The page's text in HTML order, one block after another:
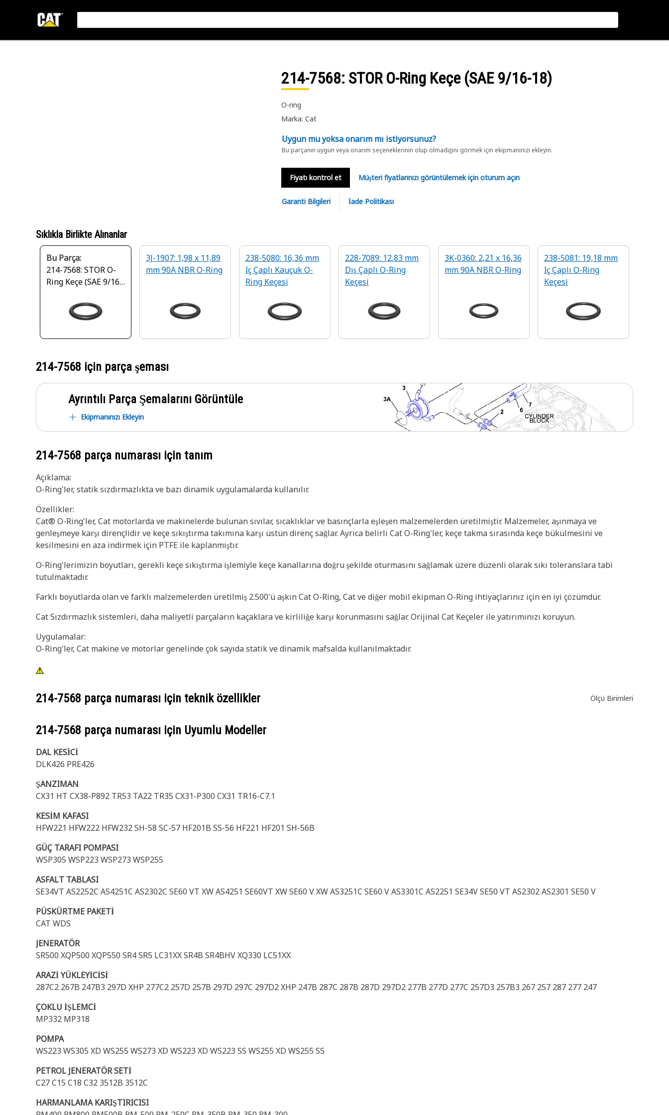
214-7568: STOR O-Ring Keçe (SAE 9/16-18)
O-ring
Marka: Cat
Uygun mu yoksa onarım mı istiyorsunuz?
Bu parçanın uygun veya onarım seçeneklerinin olup olmadığını görmek için ekipmanınızı ekleyin.
Fiyatı kontrol et Müşteri fiyatlarınızı görüntülemek için oturum açın
Garanti Bilgileri İade Politikası
Sıklıkla Birlikte Alınanlar
Bu Parça:
214-7568: STOR O-
Ring Keçe (SAE 9/16-
3J-1907: 1,98 x 11,89
mm 90A NBR O-Ring
238-5080: 16,36 mm
İç Çaplı Kauçuk O-
Ring Keçesi
228-7089: 12,83 mm
Dış Çaplı O-Ring
Keçesi
3K-0360: 2,21 x 16,36
mm 90A NBR O-Ring
238-5081: 19,18 mm
İç Çaplı O-Ring
Keçesi
214-7568 için parça şeması
Ayrıntılı Parça Şemalarını Görüntüle
Ekipmanınızı Ekleyin
214-7568 parça numarası için tanım
Açıklama:
O-Ring'ler, statik sızdırmazlıkta ve bazı dinamik uygulamalarda kullanılır.
Özellikler:
Cat® O-Ring'ler, Cat motorlarda ve makinelerde bulunan sıvılar, sıcaklıklar ve basınçlarla eşleşen malzemelerden üretilmiştir. Malzemeler, aşınmaya ve
genleşmeye karşı dirençlidir ve keçe sıkıştırma takımına karşı üstün direnç sağlar. Ayrıca belirli Cat O-Ring'ler, keçe takma sırasında keçe bükülmesini ve
kesilmesini en aza indirmek için PTFE ile kaplanmıştır.
O-Ring'lerimizin boyutları, gerekli keçe sıkıştırma işlemiyle keçe kanallarına doğru şekilde oturmasını sağlamak üzere düzenli olarak sıkı toleranslara tabi
tutulmaktadır.
Farklı boyutlarda olan ve farklı malzemelerden üretilmiş 2.500'ü aşkın Cat O-Ring, Cat ve diğer mobil ekipman O-Ring ihtiyaçlarınız için en iyi çözümdür.
Cat Sızdırmazlık sistemleri, daha maliyetli parçaların kaçaklara ve kirliliğe karşı korunmasını sağlar. Orijinal Cat Keçeler ile yatırımınızı koruyun.
Uygulamalar:
O-Ring'ler, Cat makine ve motorlar genelinde çok sayıda statik ve dinamik mafsalda kullanılmaktadır.
214-7568 parça numarası için teknik özellikler Ölçü Birimleri
214-7568 parça numarası için Uyumlu Modeller
DAL KESİCİ
DLK426 PRE426
ŞANZIMAN
CX31 HT CX38-P892 TR53 TA22 TR35 CX31-P300 CX31 TR16-C7.1
KESİM KAFASI
HFW221 HFW222 HFW232 SH-58 SC-57 HF201B SS-56 HF221 HF201 SH-56B
GÜÇ TARAFI POMPASI
WSP305 WSP223 WSP273 WSP255
ASFALT TABLASI
SE34VT AS2252C AS4251C AS2302C SE60 VT XW AS4251 SE60VT XW SE60 V XW AS3251C SE60 V AS3301C AS2251 SE34V SE50 VT AS2302 AS2301 SE50 V
PÜSKÜRTME PAKETİ
CAT WDS
JENERATÖR
SR500 XQP500 XQP550 SR4 SR5 LC31XX SR4B SR4BHV XQ330 LC51XX
ARAZİ YÜKLEYİCİSİ
287C2 267B 247B3 297D XHP 277C2 257D 257B 297D 297C 297D2 XHP 247B 287C 287B 287D 297D2 277B 277D 277C 257D3 257B3 267 257 287 277 247
ÇOKLU İŞLEMCİ
MP332 MP318
POMPA
WS223 WS305 XD WS255 WS273 XD WS223 XD WS223 SS WS255 XD WS255 SS
PETROL JENERATÖR SETİ
C27 C15 C18 C32 3512B 3512C
HARMANLAMA KARIŞTIRICISI